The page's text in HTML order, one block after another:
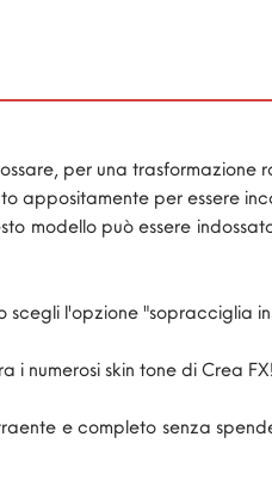
per una trasformazione
appositamente per essere
modello può essere
scegli l'opzione "sopracciglia
i numerosi skin tone di Crea FX!
e completo senza